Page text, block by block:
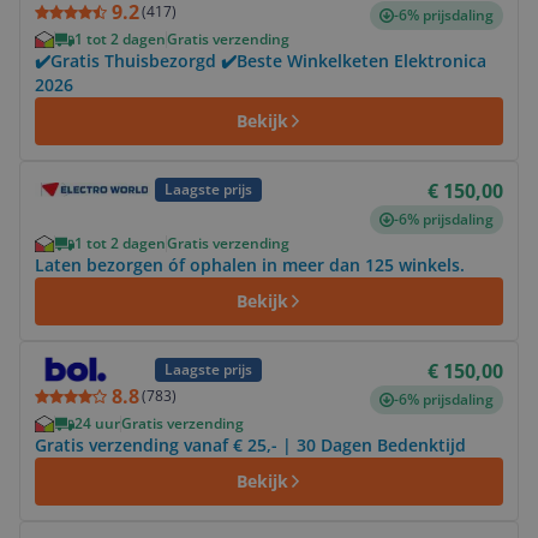
9.2(417)
-6% prijsdaling
1 tot 2 dagenGratis verzending
✔️Gratis Thuisbezorgd ✔️Beste Winkelketen Elektronica
2026
Bekijk
Laagste prijs € 150,00
-6% prijsdaling
1 tot 2 dagenGratis verzending
Laten bezorgen óf ophalen in meer dan 125 winkels.
Bekijk
Laagste prijs
8.8(783)
€ 150,00
-6% prijsdaling
24 uurGratis verzending
Gratis verzending vanaf € 25,- | 30 Dagen Bedenktijd
Bekijk
Bekijk product